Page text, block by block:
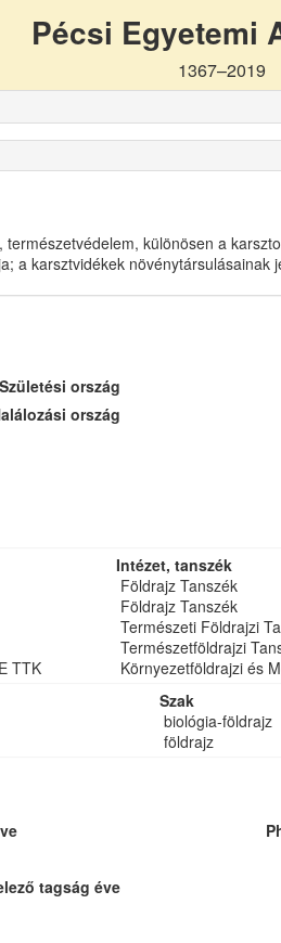
Pécsi Egyetemi
1367–2019
természetvédelem, különösen a
a karsztvidékek növénytársulásainak
Születési ország
ország
Intézet, tanszék
Földrajz Tanszék
Földrajz Tanszék
Természeti Földrajzi
Természetföldrajzi
TTK
Környezetföldrajzi és
Szak
biológia-földrajz
földrajz
tagság éve